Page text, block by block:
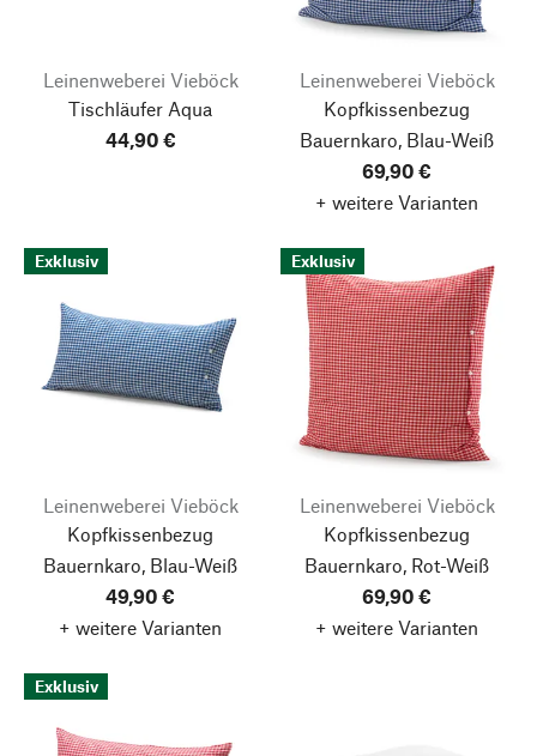
Leinenweberei Vieböck
Tischläufer Aqua
44,90 €
Leinenweberei Vieböck
Kopfkissenbezug
Bauernkaro, Blau-Weiß
69,90 €
+ weitere Varianten
Exklusiv
Leinenweberei Vieböck
Kopfkissenbezug
Bauernkaro, Blau-Weiß
49,90 €
+ weitere Varianten
Exklusiv
Leinenweberei Vieböck
Kopfkissenbezug
Bauernkaro, Rot-Weiß
69,90 €
+ weitere Varianten
Exklusiv